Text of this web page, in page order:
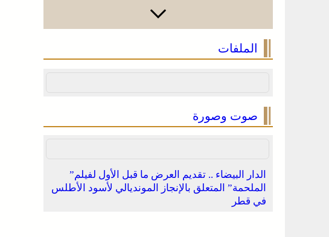
الملفات
صوت وصورة
الدار البيضاء .. تقديم العرض ما قبل الأول لفيلم”
الملحمة” المتعلق بالإنجاز المونديالي لأسود الأطلس
في قطر